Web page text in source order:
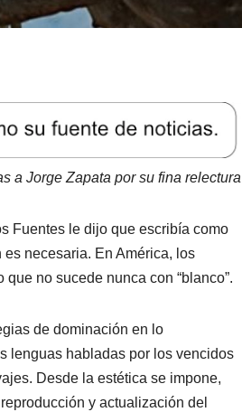
a Jorge Zapata por su fina relectura
Fuentes le dijo que escribía como
es necesaria. En América, los
no sucede nunca con “blanco”.
de dominación en lo
lenguas habladas por los vencidos
Desde la estética se impone,
y actualización del